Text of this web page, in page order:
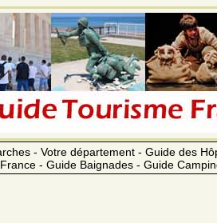
- Votre département - Guide des
- Guide Baignades - Guide